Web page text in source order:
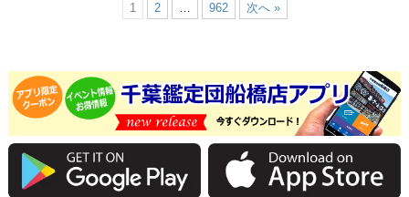
1 2 … 962 次へ »